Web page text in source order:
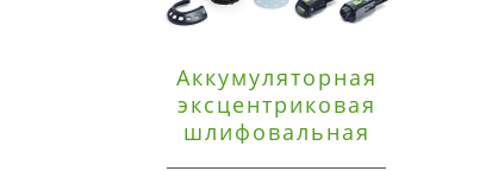
Аккумуляторная
эксцентриковая
шлифовальная